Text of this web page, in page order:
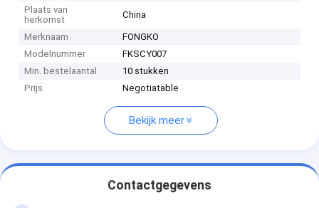
Plaats van
herkomst
China
Merknaam
FONGKO
Modelnummer
FKSCY007
Min. bestelaantal
10 stukken
Prijs
Negotiatable
Bekijk meer
Contactgegevens